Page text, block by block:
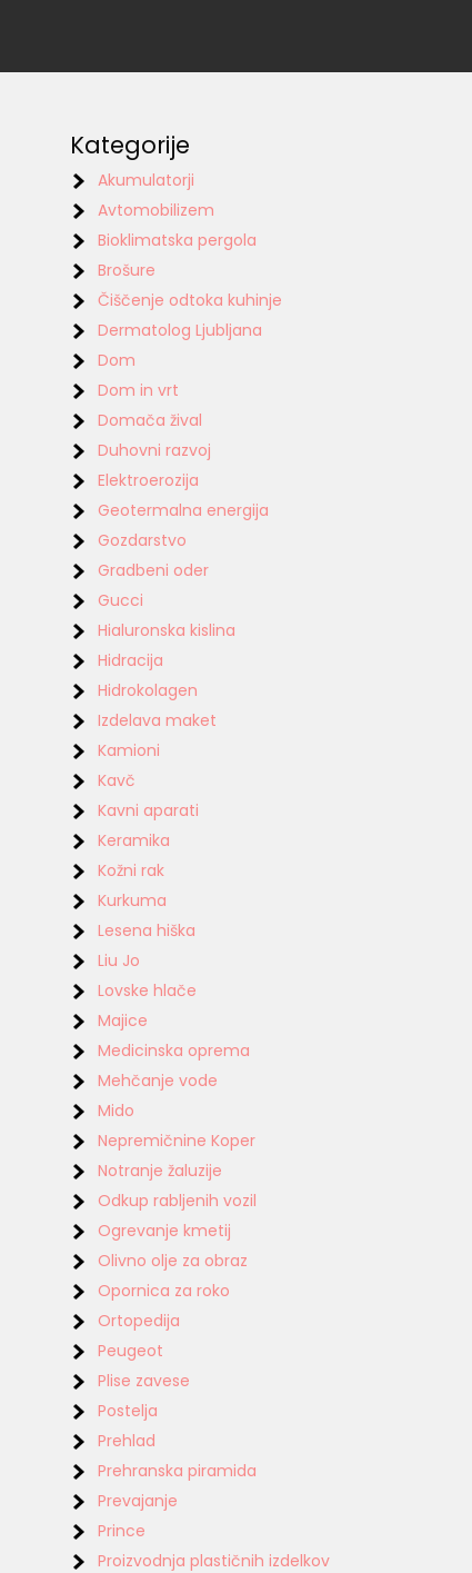
Kategorije
Akumulatorji
Avtomobilizem
Bioklimatska pergola
Brošure
Čiščenje odtoka kuhinje
Dermatolog Ljubljana
Dom
Dom in vrt
Domača žival
Duhovni razvoj
Elektroerozija
Geotermalna energija
Gozdarstvo
Gradbeni oder
Gucci
Hialuronska kislina
Hidracija
Hidrokolagen
Izdelava maket
Kamioni
Kavč
Kavni aparati
Keramika
Kožni rak
Kurkuma
Lesena hiška
Liu Jo
Lovske hlače
Majice
Medicinska oprema
Mehčanje vode
Mido
Nepremičnine Koper
Notranje žaluzije
Odkup rabljenih vozil
Ogrevanje kmetij
Olivno olje za obraz
Opornica za roko
Ortopedija
Peugeot
Plise zavese
Postelja
Prehlad
Prehranska piramida
Prevajanje
Prince
Proizvodnja plastičnih izdelkov